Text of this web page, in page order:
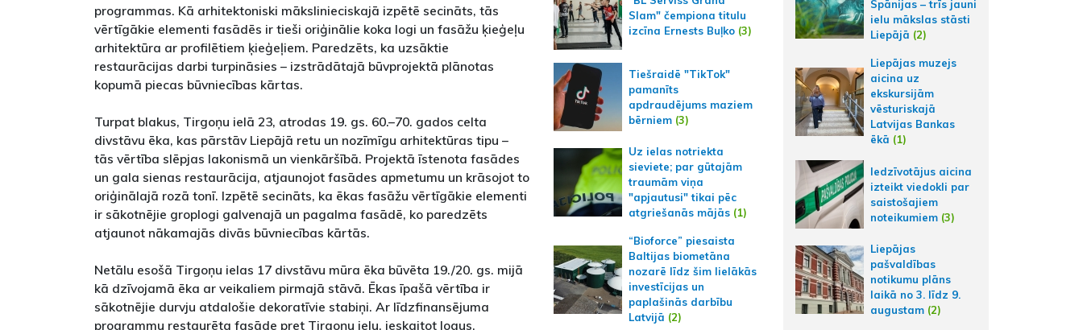
programmas. Kā arhitektoniski mākslinieciskajā izpētē secināts, tās
vērtīgākie elementi fasādēs ir tieši oriģinālie koka logi un fasāžu ķieģeļu
arhitektūra ar profilētiem ķieģeļiem. Paredzēts, ka uzsāktie
restaurācijas darbi turpināsies – izstrādātajā būvprojektā plānotas
kopumā piecas būvniecības kārtas.
Turpat blakus, Tirgoņu ielā 23, atrodas 19. gs. 60.–70. gados celta
divstāvu ēka, kas pārstāv Liepājā retu un nozīmīgu arhitektūras tipu –
tās vērtība slēpjas lakonismā un vienkāršībā. Projektā īstenota fasādes
un gala sienas restaurācija, atjaunojot fasādes apmetumu un krāsojot to
oriģinālajā rozā tonī. Izpētē secināts, ka ēkas fasāžu vērtīgākie elementi
ir sākotnējie groplogi galvenajā un pagalma fasādē, ko paredzēts
atjaunot nākamajās divās būvniecības kārtās.
Netālu esošā Tirgoņu ielas 17 divstāvu mūra ēka būvēta 19./20. gs. mijā
kā dzīvojamā ēka ar veikaliem pirmajā stāvā. Ēkas īpašā vērtība ir
sākotnējie durvju atdalošie dekoratīvie stabiņi. Ar līdzfinansējuma
programmu restaurēta fasāde pret Tirgoņu ielu, ieskaitot logus,
Slam" čempiona titulu
izcīna Ernests Buļko(3)
Tiešraidē "TikTok"
pamanīts
apdraudējums maziem
bērniem(3)
Uz ielas notriekta
sieviete; par gūtajām
traumām viņa
"apjautusi" tikai pēc
atgriešanās mājās(1)
“Bioforce” piesaista
Baltijas biometāna
nozarē līdz šim lielākās
investīcijas un
paplašinās darbību
Latvijā (2)
Spānijas – trīs jauni
ielu mākslas stāsti
Liepājā (2)
Liepājas muzejs
aicina uz
ekskursijām
vēsturiskajā
Latvijas Bankas
ēkā (1)
Iedzīvotājus aicina
izteikt viedokli par
saistošajiem
noteikumiem (3)
Liepājas
pašvaldības
notikumu plāns
laikā no 3. līdz 9.
augustam (2)